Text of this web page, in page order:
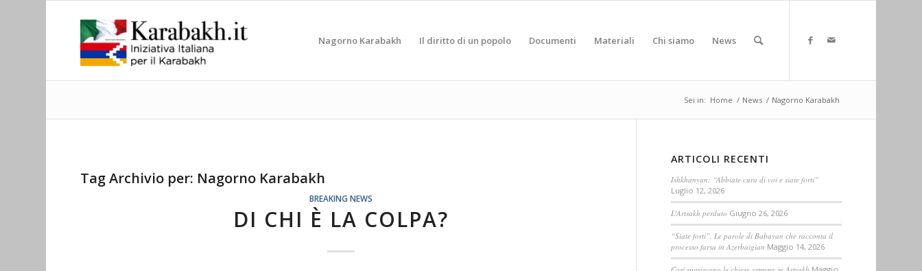
Nagorno Karabakh Il diritto di un popolo Documenti Materiali Chi siamo News
Sei in: Home / News / Nagorno Karabakh
Tag Archivio per: Nagorno Karabakh
BREAKING NEWS
DI CHI È LA COLPA?
ARTICOLI RECENTI
Ishkhanyan: “Abbiate cura di voi e siate forti”
Luglio 12, 2026
L’Artsakh perduto Giugno 26, 2026
“Siate forti”. Le parole di Babayan che racconta il
processo farsa in Azerbaigian Maggio 14, 2026